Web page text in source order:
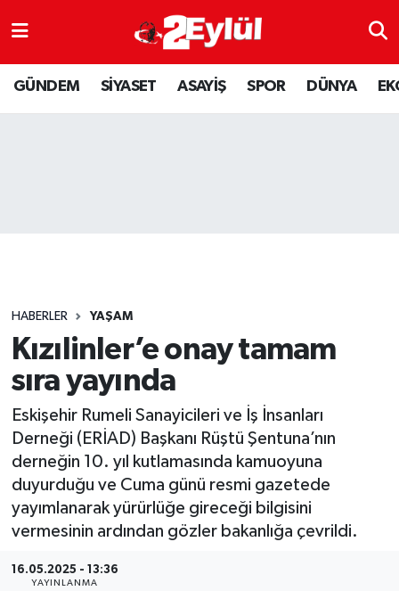
GÜNDEM SİYASET ASAYİŞ SPOR DÜNYA
HABERLER YAŞAM
Kızılinler’e onay tamam
sıra yayında
Eskişehir Rumeli Sanayicileri ve İş İnsanları
Derneği (ERİAD) Başkanı Rüştü Şentuna’nın
derneğin 10. yıl kutlamasında kamuoyuna
duyurduğu ve Cuma günü resmi gazetede
yayımlanarak yürürlüğe gireceği bilgisini
vermesinin ardından gözler bakanlığa çevrildi.
16.05.2025 - 13:36
YAYINLANMA
ASAYİŞ
DÜNYA
SPOR
YAŞAM
Nöbetçi Eczaneler
Hava Durumu
Son Dakika Haberleri
Haber Arşivi